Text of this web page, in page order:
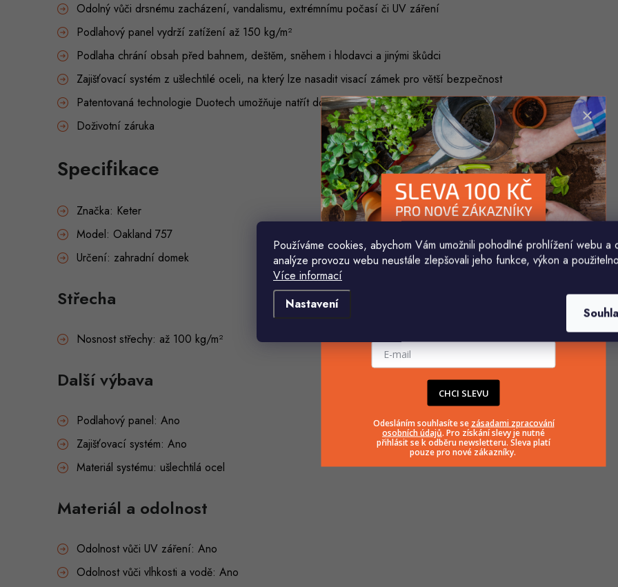
Používáme cookies, abychom Vám umožnili pohodlné prohlížení webu a
analýze provozu webu neustále zlepšovali jeho funkce, výkon a
Více informací
Nastavení
Odolný vůči drsnému zacházení, vandalismu, extrémnímu počasí či UV záření
Podlahový panel vydrží zatížení až 150 kg/m²
Podlaha chrání obsah před bahnem, deštěm, sněhem i hlodavci a jinými škůdci
Zajišťovací systém z ušlechtilé oceli, na který lze nasadit visací zámek pro větší bezpečnost
Patentovaná technologie Duotech umožňuje natřít domek lakem libovolné barvy
Doživotní záruka
Specifikace
Značka: Keter
Model: Oakland 757
Určení: zahradní domek
Střecha
Nosnost střechy: až 100 kg/m²
Další výbava
Podlahový panel: Ano
Zajišťovací systém: Ano
Materiál systému: ušlechtilá ocel
Materiál a odolnost
Odolnost vůči UV záření: Ano
Odolnost vůči vlhkosti a vodě: Ano
CHCI SLEVU
Odesláním souhlasíte se zásadami zpracování
osobních údajů. Pro získání slevy je nutné
přihlásit se k odběru newsletteru. Sleva platí
pouze pro nové zákazníky.